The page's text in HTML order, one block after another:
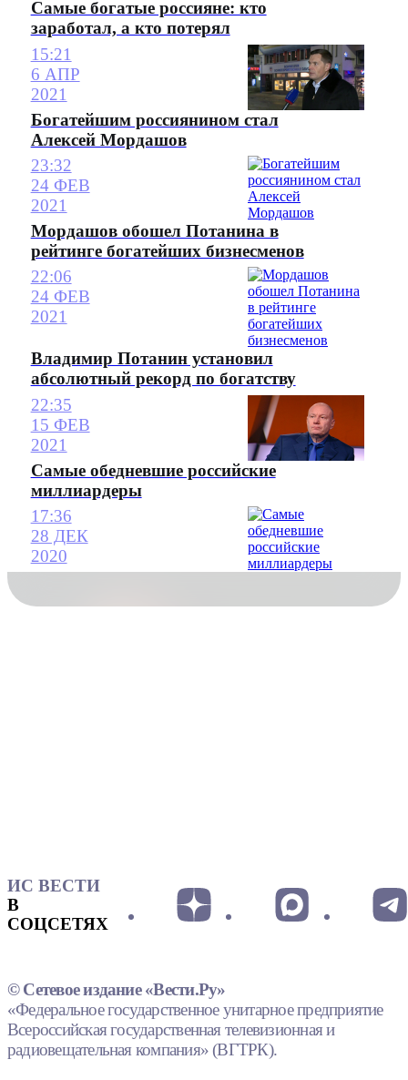
Самые богатые россияне: кто
заработал, а кто потерял
15:21
6 АПР
2021
Богатейшим россиянином стал
Алексей Мордашов
23:32
24 ФЕВ
2021
Мордашов обошел Потанина в
рейтинге богатейших бизнесменов
22:06
24 ФЕВ
2021
Владимир Потанин установил
абсолютный рекорд по богатству
22:35
15 ФЕВ
2021
Самые обедневшие российские
миллиардеры
17:36
28 ДЕК
2020
ИС ВЕСТИ
В
СОЦСЕТЯХ
© Сетевое издание «Вести.Ру»
«Федеральное государственное унитарное предприятие
Всероссийская государственная телевизионная и
радиовещательная компания» (ВГТРК).